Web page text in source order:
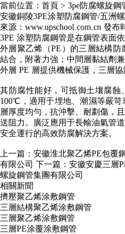
當前位置： 首頁 > 3pe防腐螺旋鋼
安徽銅陵3PE涂塑防腐鋼管/五洲
來源：www.upschool.com.cn 發布
3PE 涂塑防腐鋼管是在鋼管表面
外層聚乙烯（PE）的三層結構
結合，附著力強；中間層黏結劑
外層 PE 層提供機械保護，三層協
其防腐性能好，可抵御土壤腐
100℃，適用于埋地、潮濕等嚴
層厚度均勻，抗沖擊、耐劃傷，
送阻力。廣泛應用于長輸油氣管
安全運行的高效防腐解決方案。
上一篇： 安徽淮北聚乙烯PE包覆
有限公司 下一篇： 安徽安慶三層
螺旋鋼管集團有限公司
相關新聞
擠壓聚乙烯涂敷鋼管
三層結構聚乙烯涂敷鋼管
三層聚乙烯涂敷鋼管
三層PE涂覆涂敷鋼管